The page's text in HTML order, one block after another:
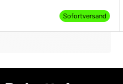
Sofortversand